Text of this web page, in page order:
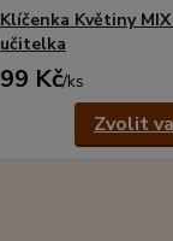
Klíčenka Květiny
učitelka
99 Kč/ks
Zvolit